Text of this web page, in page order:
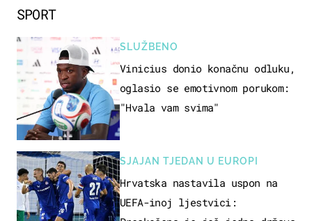
SPORT
SLUŽBENO
Vinicius donio konačnu odluku,
oglasio se emotivnom porukom:
"Hvala vam svima"
SJAJAN TJEDAN U EUROPI
Hrvatska nastavila uspon na
UEFA-inoj ljestvici: